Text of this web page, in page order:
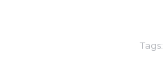
Tags: